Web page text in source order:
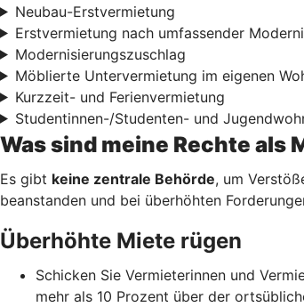
Neubau-Erstvermietung
Erstvermietung nach umfassender
Modernisierungszuschlag
Möblierte Untervermietung im eigenen
Kurzzeit- und Ferienvermietung
Studentinnen-/Studenten- und
Was sind meine Rechte als
Es gibt keine zentrale Behörde, um
beanstanden und bei überhöhten
Überhöhte Miete rügen
Schicken Sie Vermieterinnen und
mehr als 10 Prozent über der